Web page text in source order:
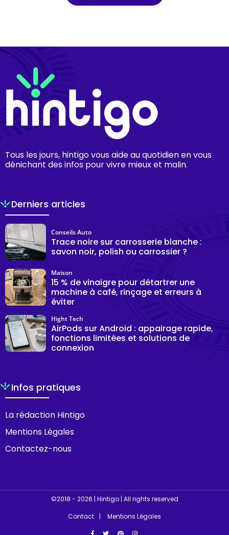
Tous les jours, hintigo vous aide au quotidien en vous
dénichant des infos pour vivre mieux et malin.
Derniers articles
Trace noire sur carrosserie blanche :
savon noir, polish ou carrossier ?
Conseils Auto
15 % de vinaigre pour détartrer une
machine à café, rinçage et erreurs à
éviter
Maison
AirPods sur Android : appairage rapide,
fonctions limitées et solutions de
connexion
Hight Tech
Infos pratiques
La rédaction Hintigo
Mentions Légales
Contactez-nous
©2018 - 2026 | Hintigo | All rights reserved
Contact
Mentions Légales
Facebook
TwitterPinterest